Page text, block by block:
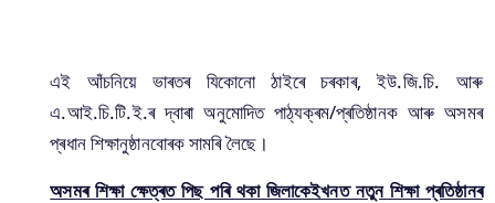
এই আঁচনিয়ে ভাৰতৰ যিকোনো ঠাইৰে চৰকাৰ, ইউ.জি.চি. আৰু
এ.আই.চি.টি.ই.ৰ দ্বাৰা অনুমোদিত পাঠ্যক্ৰম/প্ৰতিষ্ঠানক আৰু অসমৰ
প্ৰধান শিক্ষানুষ্ঠানবোৰক সামৰি লৈছে।
অসমৰ শিক্ষা ক্ষেত্ৰত পিছ পৰি থকা জিলাকেইখনত নতুন শিক্ষা প্ৰতিষ্ঠানৰ